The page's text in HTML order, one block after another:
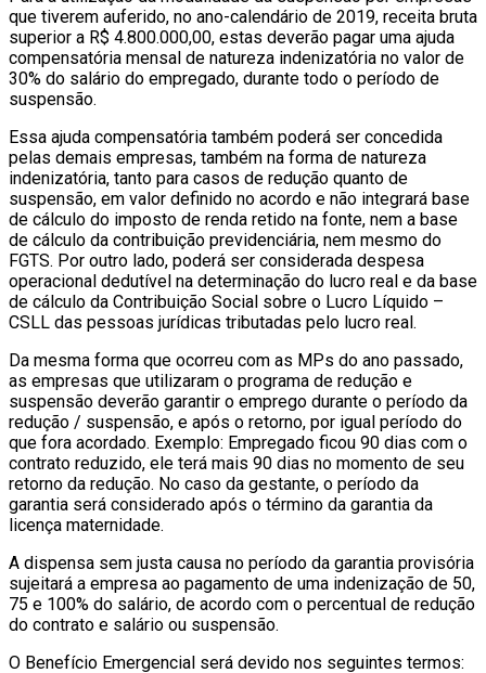
que tiverem auferido, no ano-calendário de 2019, receita bruta
superior a R$ 4.800.000,00, estas deverão pagar uma ajuda
compensatória mensal de natureza indenizatória no valor de
30% do salário do empregado, durante todo o período de
suspensão.
Essa ajuda compensatória também poderá ser concedida
pelas demais empresas, também na forma de natureza
indenizatória, tanto para casos de redução quanto de
suspensão, em valor definido no acordo e não integrará base
de cálculo do imposto de renda retido na fonte, nem a base
de cálculo da contribuição previdenciária, nem mesmo do
FGTS. Por outro lado, poderá ser considerada despesa
operacional dedutível na determinação do lucro real e da base
de cálculo da Contribuição Social sobre o Lucro Líquido –
CSLL das pessoas jurídicas tributadas pelo lucro real.
Da mesma forma que ocorreu com as MPs do ano passado,
as empresas que utilizaram o programa de redução e
suspensão deverão garantir o emprego durante o período da
redução / suspensão, e após o retorno, por igual período do
que fora acordado. Exemplo: Empregado ficou 90 dias com o
contrato reduzido, ele terá mais 90 dias no momento de seu
retorno da redução. No caso da gestante, o período da
garantia será considerado após o término da garantia da
licença maternidade.
A dispensa sem justa causa no período da garantia provisória
sujeitará a empresa ao pagamento de uma indenização de 50,
75 e 100% do salário, de acordo com o percentual de redução
do contrato e salário ou suspensão.
O Benefício Emergencial será devido nos seguintes termos: